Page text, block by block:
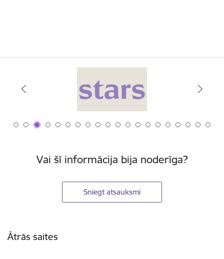
Vai šī informācija bija noderīga?
Sniegt atsauksmi
Ātrās saites